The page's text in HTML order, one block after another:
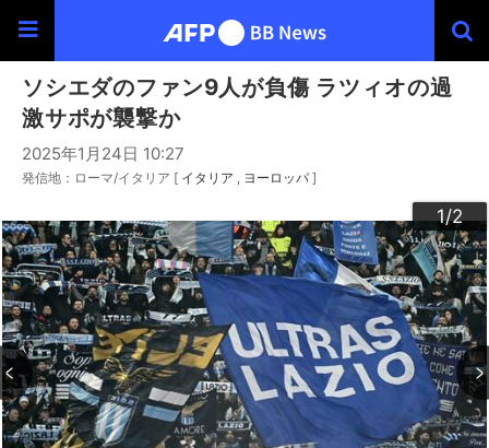
ソシエダのファン9人が負傷 ラツィオの過
激サポが襲撃か
2025年1月24日 10:27
発信地：ローマ/イタリア [ イタリア ヨーロッパ ]
1/2
2/2